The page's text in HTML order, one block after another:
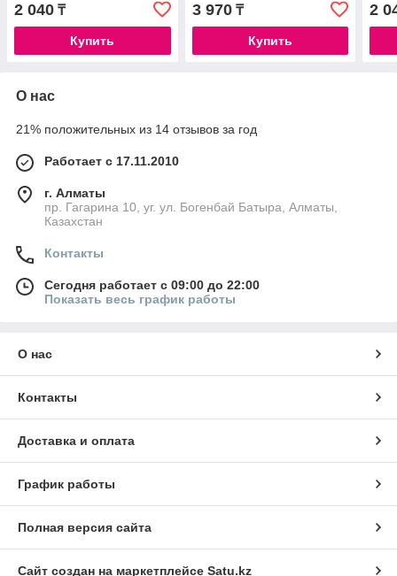
2 040 ₸
Купить
3 970₸
Купить
2
О нас
21% положительных из 14 отзывов за год
Работает с 17.11.2010
г. Алматы
пр. Гагарина 10, уг. ул. Богенбай Батыра, Алматы,
Казахстан
Контакты
Сегодня работает с 09:00 до 22:00
Показать весь график работы
О нас
Контакты
Доставка и оплата
График работы
Полная версия сайта
Сайт создан на маркетплейсе Satu.kz